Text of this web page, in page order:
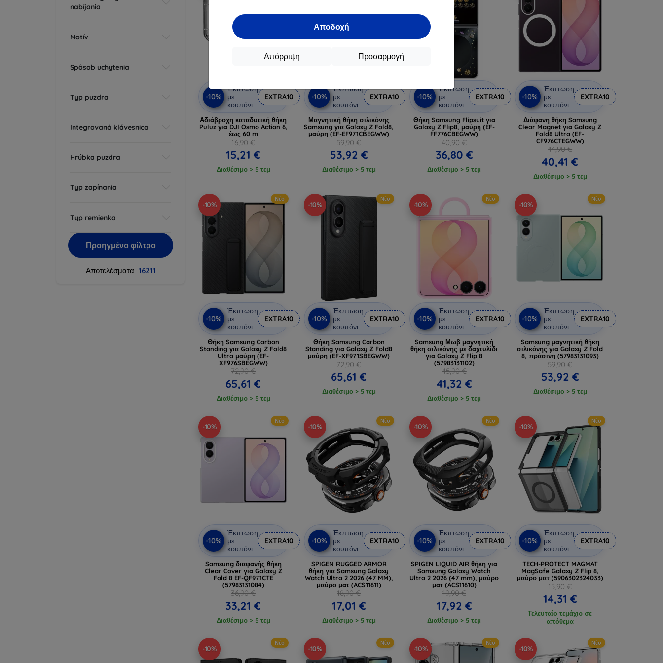
Αποδοχή
Προσαρμογή
Απόρριψη
nabíjania
Motív
Spôsob uchytenia
Typ puzdra
Integrovaná klávesnica
Hrúbka puzdra
Typ zapínania
Typ remienka
Προηγμένο φίλτρο
Αποτελέσματα 16211
-10%
Έκπτωση
με
κουπόνι
EXTRA10
Αδιάβροχη καταδυτική θήκη
Puluz για DJI Osmo Action 6,
έως 60 m
16,90 €
15,21 €
Διαθέσιμο > 5 τεμ
-10%
Έκπτωση
με
κουπόνι
EXTRA10
Μαγνητική θήκη σιλικόνης
Samsung για Galaxy Z Fold8,
μαύρη (EF-EF971CBEGWW)
59,90 €
53,92 €
Διαθέσιμο > 5 τεμ
-10%
Έκπτωση
με
κουπόνι
EXTRA10
Θήκη Samsung Flipsuit για
Galaxy Z Flip8, μαύρη (EF-
FF776CBEGWW)
40,90 €
36,80 €
Διαθέσιμο > 5 τεμ
-10%
Έκπτωση
με
κουπόνι
EXTRA10
Διάφανη θήκη Samsung
Clear Magnet για Galaxy Z
Fold8 Ultra (EF-
CF976CTEGWW)
44,90 €
40,41 €
Διαθέσιμο > 5 τεμ
-10%
Νέο
-10%
Έκπτωση
με
κουπόνι
EXTRA10
Θήκη Samsung Carbon
Standing για Galaxy Z Fold8
Ultra μαύρη (EF-
XF976SBEGWW)
72,90 €
65,61 €
Διαθέσιμο > 5 τεμ
-10%
Νέο
-10%
Έκπτωση
με
κουπόνι
EXTRA10
Θήκη Samsung Carbon
Standing για Galaxy Z Fold8
μαύρη (EF-XF971SBEGWW)
72,90 €
65,61 €
Διαθέσιμο > 5 τεμ
-10%
Νέο
-10%
Έκπτωση
με
κουπόνι
EXTRA10
Samsung Μωβ μαγνητική
θήκη σιλικόνης με δαχτυλίδι
για Galaxy Z Flip 8
(57983131102)
45,90 €
41,32 €
Διαθέσιμο > 5 τεμ
-10%
Νέο
-10%
Έκπτωση
με
κουπόνι
EXTRA10
Samsung μαγνητική θήκη
σιλικόνης για Galaxy Z Fold
8, πράσινη (57983131093)
59,90 €
53,92 €
Διαθέσιμο > 5 τεμ
-10%
Νέο
-10%
Έκπτωση
με
κουπόνι
EXTRA10
Samsung διαφανής θήκη
Clear Cover για Galaxy Z
Fold 8 EF-QF971CTE
(57983131084)
36,90 €
33,21 €
Διαθέσιμο > 5 τεμ
-10%
Νέο
-10%
Έκπτωση
με
κουπόνι
EXTRA10
SPIGEN RUGGED ARMOR
θήκη για Samsung Galaxy
Watch Ultra 2 2026 (47 MM),
μαύρο ματ (ACS11611)
18,90 €
17,01 €
Διαθέσιμο > 5 τεμ
-10%
Νέο
-10%
Έκπτωση
με
κουπόνι
EXTRA10
SPIGEN LIQUID AIR θήκη για
Samsung Galaxy Watch
Ultra 2 2026 (47 mm), μαύρο
ματ (ACS11610)
19,90 €
17,92 €
Διαθέσιμο > 5 τεμ
-10%
Νέο
-10%
Έκπτωση
με
κουπόνι
EXTRA10
TECH-PROTECT MAGMAT
MagSafe Galaxy Z Flip 8,
μαύρο ματ (5906302324033)
15,90 €
14,31 €
Τελευταίο τεμάχιο σε
απόθεμα
-10%
Νέο
-10%
Νέο
-10%
Νέο
-10%
Νέο